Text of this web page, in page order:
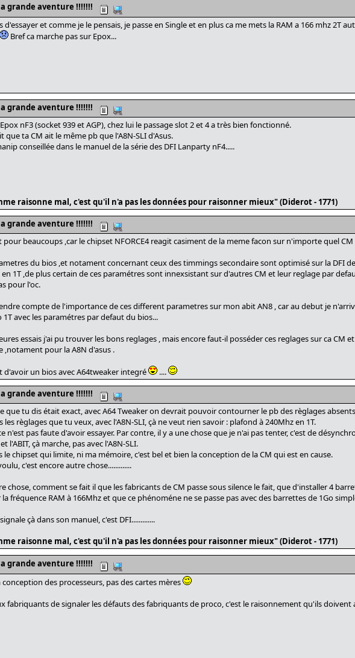
grande aventure !!!!!!!
d'essayer et comme je le pensais, je passe en Single et en plus ca me mets la RAM a 166 mhz 2T
Bref ca marche pas sur Epox...
grande aventure !!!!!!!
nF3 (socket 939 et AGP), chez lui le passage slot 2 et 4 a très bien fonctionné.
que ta CM ait le même pb que l'A8N-SLI d'Asus.
conseillée dans le manuel de la série des DFI Lanparty nF4.....
raisonne mal, c'est qu'il n'a pas les données pour raisonner mieux" (Diderot - 1771)
grande aventure !!!!!!!
pour beaucoups ,car le chipset NFORCE4 reagit casiment de la meme facon sur n'importe quel CM
du bios ,et notament concernant ceux des timmings secondaire sont optimisé sur la DFI
1T ,de plus certain de ces paramétres sont innexsistant sur d'autres CM et leur reglage par
pour l'oc.
compte de l'importance de ces different parametres sur mon abit AN8 , car au debut je
1T avec les paramétres par defaut du bios...
essais j'ai pu trouver les bons reglages , mais encore faut-il posséder ces reglages sur ca CM
,notament pour la A8N d'asus .
d'avoir un bios avec A64tweaker integré
....
grande aventure !!!!!!!
que tu dis était exact, avec A64 Tweaker on devrait pouvoir contourner le pb des règlages
règlages que tu veux, avec l'A8N-SLI, çà ne veut rien savoir : plafond à 240Mhz en 1T.
n'est pas faute d'avoir essayer. Par contre, il y a une chose que je n'ai pas tenter, c'est de
l'ABIT, çà marche, pas avec l'A8N-SLI.
le chipset qui limite, ni ma mémoire, c'est bel et bien la conception de la CM qui est en cause.
c'est encore autre chose.............
chose, comment se fait il que les fabricants de CM passe sous silence le fait, que d'installer 4
fréquence RAM à 166Mhz et que ce phénoméne ne se passe pas avec des barrettes de 1Go
çà dans son manuel, c'est DFI.............
raisonne mal, c'est qu'il n'a pas les données pour raisonner mieux" (Diderot - 1771)
grande aventure !!!!!!!
conception des processeurs, pas des cartes mères
fabriquants de signaler les défauts des fabriquants de proco, c'est le raisonnement qu'ils doivent